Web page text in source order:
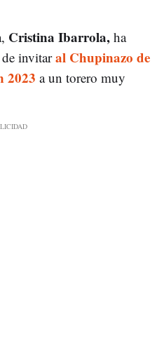
Cristina Ibarrola, ha
invitaral Chupinazo de
2023 a un torero muy